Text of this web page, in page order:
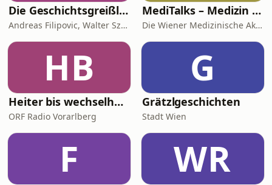
Die Geschichtsgreißlerei
Andreas Filipovic, Walter Szevera
MediTalks – Medizin im Ohr
Die Wiener Medizinische Akademie (WMA)
HB
Heiter bis wechselhaft
ORF Radio Vorarlberg
G
Grätzlgeschichten
Stadt Wien
F WR